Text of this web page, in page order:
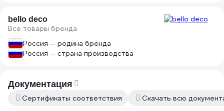
bello deco
Все товары бренда
Россия — родина бренда
Россия — страна производства
Документация
Сертификаты соответствия Скачать всю